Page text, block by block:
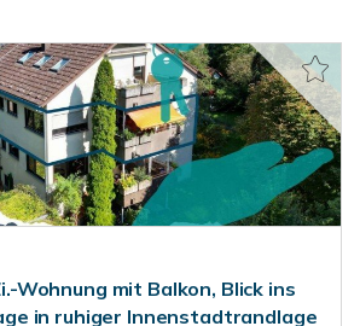
Wohnung mit Balkon, Blick ins
in ruhiger Innenstadtrandlage